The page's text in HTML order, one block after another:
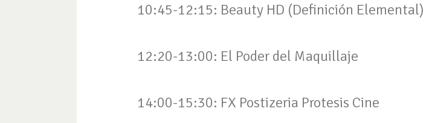
10:45-12:15: Beauty HD (Definición Elemental)
12:20-13:00: El Poder del Maquillaje
14:00-15:30: FX Postizeria Protesis Cine